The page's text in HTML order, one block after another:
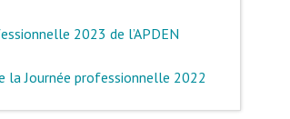
2023 de l’APDEN
la Journée professionnelle 2022